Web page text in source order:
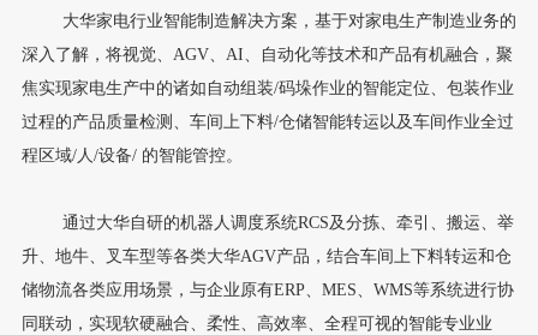
大华家电行业智能制造解决方案，基于对家电生产制造业务的
深入了解，将视觉、AGV、AI、自动化等技术和产品有机融合，聚
焦实现家电生产中的诸如自动组装/码垛作业的智能定位、包装作业
过程的产品质量检测、车间上下料/仓储智能转运以及车间作业全过
程区域/人/设备/ 的智能管控。
通过大华自研的机器人调度系统RCS及分拣、牵引、搬运、举
升、地牛、叉车型等各类大华AGV产品，结合车间上下料转运和仓
储物流各类应用场景，与企业原有ERP、MES、WMS等系统进行协
同联动，实现软硬融合、柔性、高效率、全程可视的智能专业业